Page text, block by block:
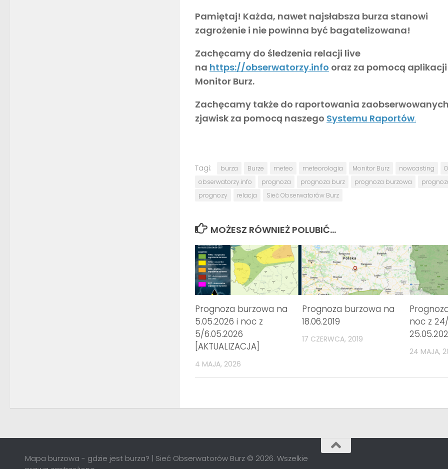
Pamiętaj! Każda, nawet najsłabsza burza stanowi
zagrożenie i nie powinna być bagatelizowana!
Zachęcamy do śledzenia relacji live
na https://obserwatorzy.info oraz za pomocą aplikacji
Monitor Burz.
Zachęcamy także do raportowania
zjawisk za pomocą naszego Systemu Raportów.
Tagi: burza Burze meteo meteorologia Monitor Burz nowcasting
obserwatorzy.info
prognoza prognoza burz prognoza burzowa
prognozy
relacja Sieć Obserwatorów Burz
MOŻESZ RÓWNIEŻ POLUBIĆ…
Prognoza burzowa na
5.05.2026 i noc z
5/6.05.2026
[AKTUALIZACJA]
4 MAJA, 2026
Prognoza burzowa na
18.06.2019
17 CZERWCA, 2019
noc z
24 MAJA,
Mapa burzowa - gdzie jest burza? | Sieć Obserwatorów Burz © 2026. Wszelkie